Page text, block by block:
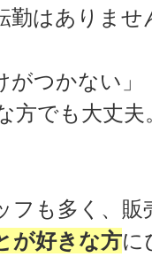
勤はありませ
がつかない
方でも大丈夫
フも多く、販
が好きな方に